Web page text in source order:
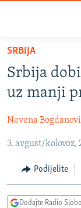
Pređite
glavni
sadržaj
na
navigaciju
Pređite
pretragu
VIJESTI
BOSNA I
KOSOVO
CRNA GORA
VIZUELNO
PODCASTI
SRBIJA
Srbija
uz manji
Nevena
3. avgust/kolovoz,
Podijelite
Dodajte Radio